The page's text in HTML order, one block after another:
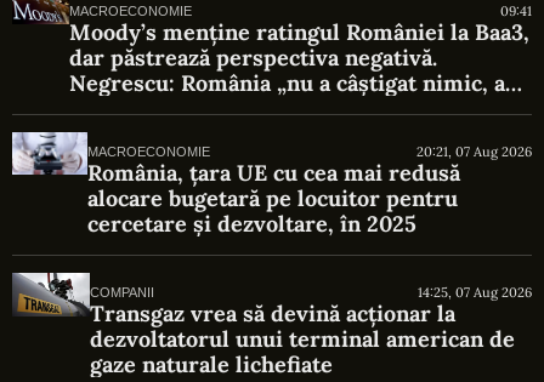
MACROECONOMIE 09:41
Moody’s menține ratingul României la Baa3,
dar păstrează perspectiva negativă.
Negrescu: România „nu a câștigat nimic, a
evitat o pierdere”
MACROECONOMIE 20:21, 07 Aug 2026
România, țara UE cu cea mai redusă
alocare bugetară pe locuitor pentru
cercetare și dezvoltare, în 2025
COMPANII 14:25, 07 Aug 2026
Transgaz vrea să devină acționar la
dezvoltatorul unui terminal american de
gaze naturale lichefiate